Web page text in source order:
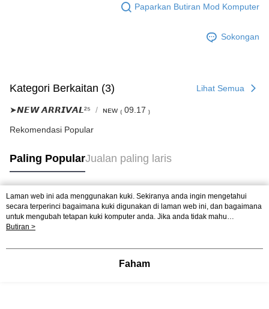
Paparkan Butiran Mod Komputer
Sokongan
Kategori Berkaitan (3) Lihat Semua
➤𝙉𝙀𝙒 𝘼𝙍𝙍𝙄𝙑𝘼𝙇²⁵ ɴᴇᴡ ₍ 09.17 ₎
Rekomendasi Popular
Paling PopularJualan paling laris
Tag Popular
Laman web ini ada menggunakan kuki. Sekiranya anda ingin mengetahui
secara terperinci bagaimana kuki digunakan di laman web ini, dan bagaimana
untuk mengubah tetapan kuki komputer anda. Jika anda tidak mahu
menggunakan kuki di komputer anda, sila rujuk penerangan mengenai kuki.
mengetahui secara terperinci bagaimana kuki digunakan di laman web ini,
mahu menggunakan kuki di komputer anda, sila rujuk penerangan mengenai
Butiran >
Faham